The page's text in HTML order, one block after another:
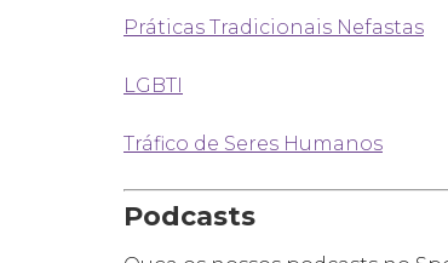
Práticas Tradicionais Nefastas
LGBTI
Tráfico de Seres Humanos
Podcasts